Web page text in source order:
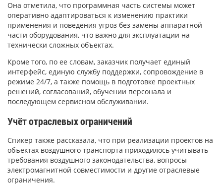
Она отметила, что программная часть системы может
оперативно адаптироваться к изменению практики
применения и поведения угроз без замены аппаратной
части оборудования, что важно для эксплуатации на
технически сложных объектах.
Кроме того, по ее словам, заказчик получает единый
интерфейс, единую службу поддержки, сопровождение в
режиме 24/7, а также помощь в подготовке проектных
решений, согласований, обучении персонала и
последующем сервисном обслуживании.
Учёт отраслевых ограничений
Спикер также рассказала, что при реализации проектов на
объектах воздушного транспорта приходилось учитывать
требования воздушного законодательства, вопросы
электромагнитной совместимости и другие отраслевые
ограничения.